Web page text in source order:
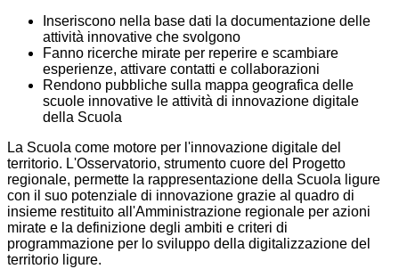
Inseriscono nella base dati la documentazione delle
attività innovative che svolgono
Fanno ricerche mirate per reperire e scambiare
esperienze, attivare contatti e collaborazioni
Rendono pubbliche sulla mappa geografica delle
scuole innovative le attività di innovazione digitale
della Scuola
La Scuola come motore per l'innovazione digitale del
territorio. L'Osservatorio, strumento cuore del Progetto
regionale, permette la rappresentazione della Scuola ligure
con il suo potenziale di innovazione grazie al quadro di
insieme restituito all'Amministrazione regionale per azioni
mirate e la definizione degli ambiti e criteri di
programmazione per lo sviluppo della digitalizzazione del
territorio ligure.